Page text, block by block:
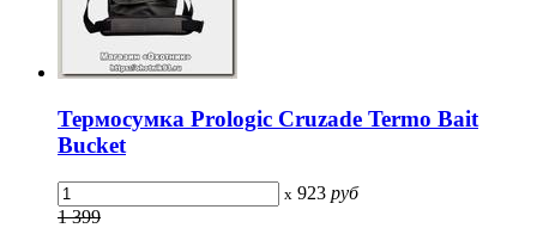
Термосумка Prologic Cruzade Termo Bait
Bucket
x 923 руб
1 399